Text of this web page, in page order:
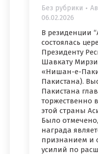
Без рубрики
06.02.2026
В резиденции
состоялась
Президенту
Шавкату
«Нишан-е-
Пакистана).
Пакистана
торжественно
этой страны
Было
награда
признанием и
усилий по